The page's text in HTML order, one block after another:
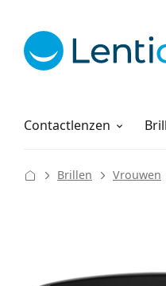
Contactlenzen
Lenzenvloeistoffen
Hoe bestellen
Brillen Vrouwen